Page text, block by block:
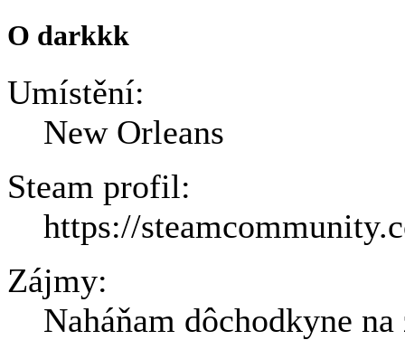
O darkkk
Umístění:
New Orleans
Steam profil:
https://
Zájmy:
Naháňam dôchodkyne